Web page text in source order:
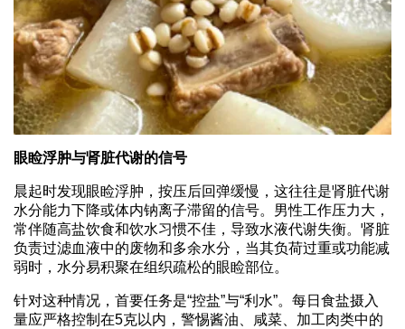
眼睑浮肿与肾脏代谢的信号
晨起时发现眼睑浮肿，按压后回弹缓慢，这往往是肾脏代谢
水分能力下降或体内钠离子滞留的信号。男性工作压力大，
常伴随高盐饮食和饮水习惯不佳，导致水液代谢失衡。肾脏
负责过滤血液中的废物和多余水分，当其负荷过重或功能减
弱时，水分易积聚在组织疏松的眼睑部位。
针对这种情况，首要任务是“控盐”与“利水”。每日食盐摄入
量应严格控制在5克以内，警惕酱油、咸菜、加工肉类中的